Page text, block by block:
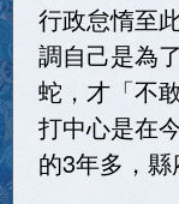
行政怠惰至
調自己是為
蛇，才「不
打中心是在
的3年多，